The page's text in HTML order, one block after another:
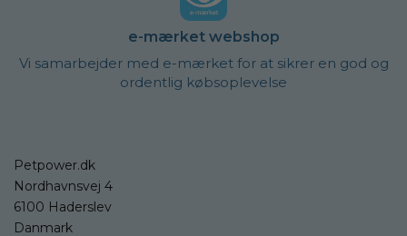
e-mærket webshop
Vi samarbejder med e-mærket for at sikrer en god og
ordentlig købsoplevelse
Petpower.dk
Nordhavnsvej 4
6100 Haderslev
Danmark